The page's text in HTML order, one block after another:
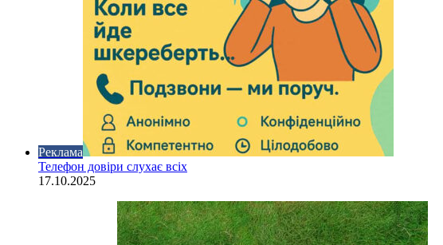
Реклама
Телефон довіри слухає всіх
17.10.2025